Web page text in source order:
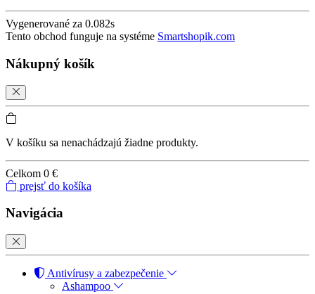
Vygenerované za 0.082s
Tento obchod funguje na systéme Smartshopik.com
Nákupný košík
V košíku sa nenachádzajú žiadne produkty.
Celkom 0 €
prejsť do košíka
Navigácia
Antivírusy a zabezpečenie
Ashampoo